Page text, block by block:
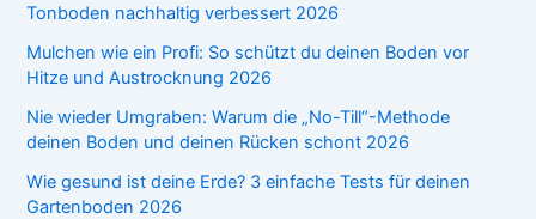
Tonboden nachhaltig verbessert 2026
Mulchen wie ein Profi: So schützt du deinen Boden vor
Hitze und Austrocknung 2026
Nie wieder Umgraben: Warum die „No-Till“-Methode
deinen Boden und deinen Rücken schont 2026
Wie gesund ist deine Erde? 3 einfache Tests für deinen
Gartenboden 2026